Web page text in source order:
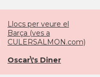
Llocs per veure el
Barça (ves a
CULERSALMON.com)
Oscar\'s Diner